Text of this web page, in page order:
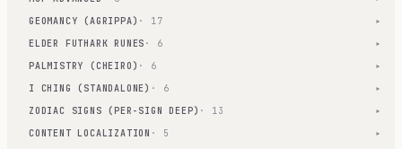
GEOMANCY (AGRIPPA) · 17 ▾
ELDER FUTHARK RUNES · 6 ▾
PALMISTRY (CHEIRO) · 6 ▾
I CHING (STANDALONE) · 6 ▾
ZODIAC SIGNS (PER-SIGN DEEP) · 13 ▾
CONTENT LOCALIZATION · 5 ▾